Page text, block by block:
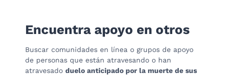
Encuentra apoyo en otros
Buscar comunidades en línea o grupos de apoyo
de personas que están atravesando o han
atravesado duelo anticipado por la muerte de sus